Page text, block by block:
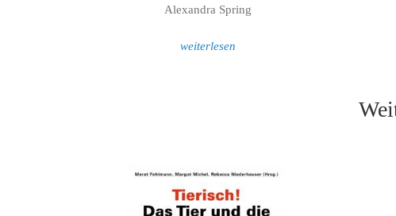
Alexandra Spring
weiterlesen